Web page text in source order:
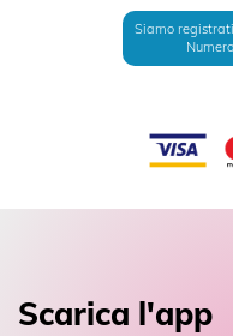
Siamo
Scarica l'app